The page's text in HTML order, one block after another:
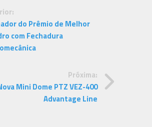
do Prêmio de Melhor
com Fechadura
Próxima:
Mini Dome PTZ VEZ-400
Advantage Line